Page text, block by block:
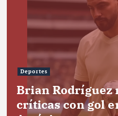
Deportes
Brian Rodríguez
críticas con gol